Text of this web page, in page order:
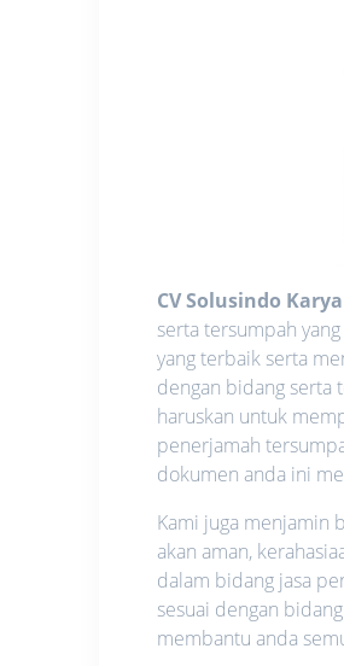
CV Solusindo
serta tersumpah
yang terbaik serta
dengan bidang serta
haruskan untuk
penerjamah
dokumen anda ini
Kami juga menjamin
akan aman,
dalam bidang jasa
sesuai dengan
membantu anda